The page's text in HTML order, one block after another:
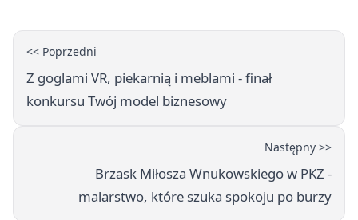
<< Poprzedni
Z goglami VR, piekarnią i meblami - finał
konkursu Twój model biznesowy
Następny >>
Brzask Miłosza Wnukowskiego w PKZ -
malarstwo, które szuka spokoju po burzy